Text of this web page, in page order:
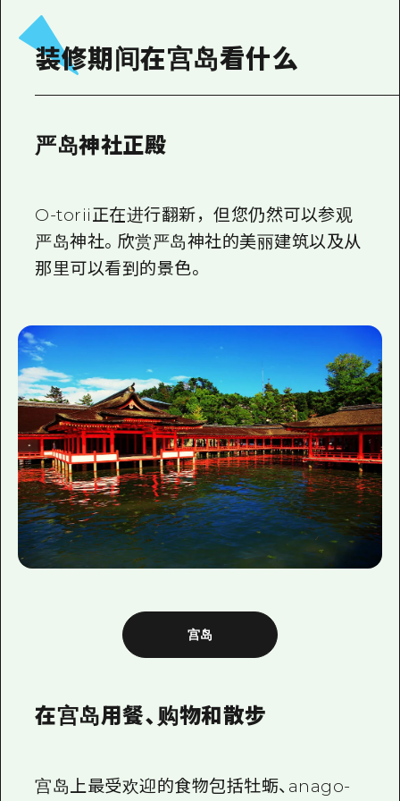
装修期间在宫岛看什么
严岛神社正殿
O-torii正在进行翻新，但您仍然可以参观
严岛神社。欣赏严岛神社的美丽建筑以及从
那里可以看到的景色。
宫岛
在宫岛用餐、购物和散步
宫岛上最受欢迎的食物包括牡蛎、anago-